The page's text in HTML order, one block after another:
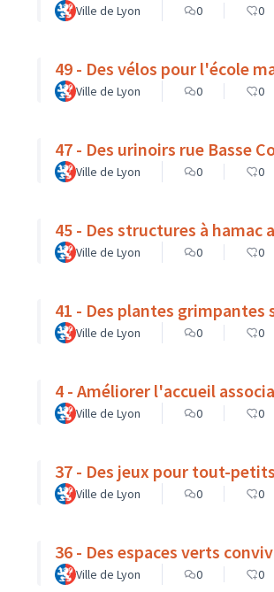
Ville de Lyon 0 0
49 - Des vélos pour l'école
Ville de Lyon 0 0
47 - Des urinoirs rue Basse
Ville de Lyon 0 0
45 - Des structures à hamac
Ville de Lyon 0 0
41 - Des plantes grimpantes
Ville de Lyon 0 0
4 - Améliorer l'accueil
Ville de Lyon 0 0
37 - Des jeux pour tout-
Ville de Lyon 0 0
36 - Des espaces verts
Ville de Lyon 0 0